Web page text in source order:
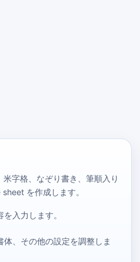
字格、なぞり書き、筆順入り
を作成します。
入力します。
体、その他の設定を調整しま